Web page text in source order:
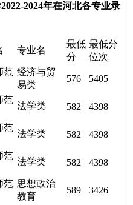
2024年在河北各专业录
专业名
最低
分
最低分
位次
范 经济与贸
易类
576 5405
范
法学类 582 4398
范
法学类 582 4398
范
法学类 582 4398
范 思想政治
教育
589 3426